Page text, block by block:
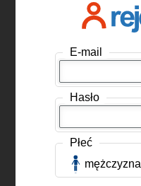
piotrzawora123,
Mężczyzna, 46 lat
E-mail
Hasło
Płeć
mężczyzna